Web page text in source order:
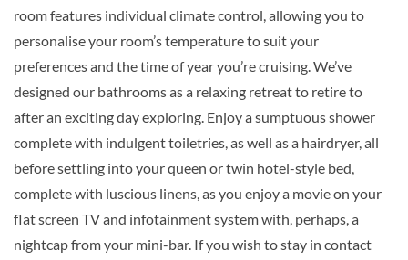
Suite
Auf Anfrage
AUSWÄHLEN
KABINE
ANFRAGEN
Panorama Balcony Suite-[B]
room features individual climate control, allowing you to
personalise your room’s temperature to suit your
preferences and the time of year you’re cruising. We’ve
designed our bathrooms as a relaxing retreat to retire to
after an exciting day exploring. Enjoy a sumptuous shower
complete with indulgent toiletries, as well as a hairdryer, all
before settling into your queen or twin hotel-style bed,
complete with luscious linens, as you enjoy a movie on your
flat screen TV and infotainment system with, perhaps, a
nightcap from your mini-bar. If you wish to stay in contact